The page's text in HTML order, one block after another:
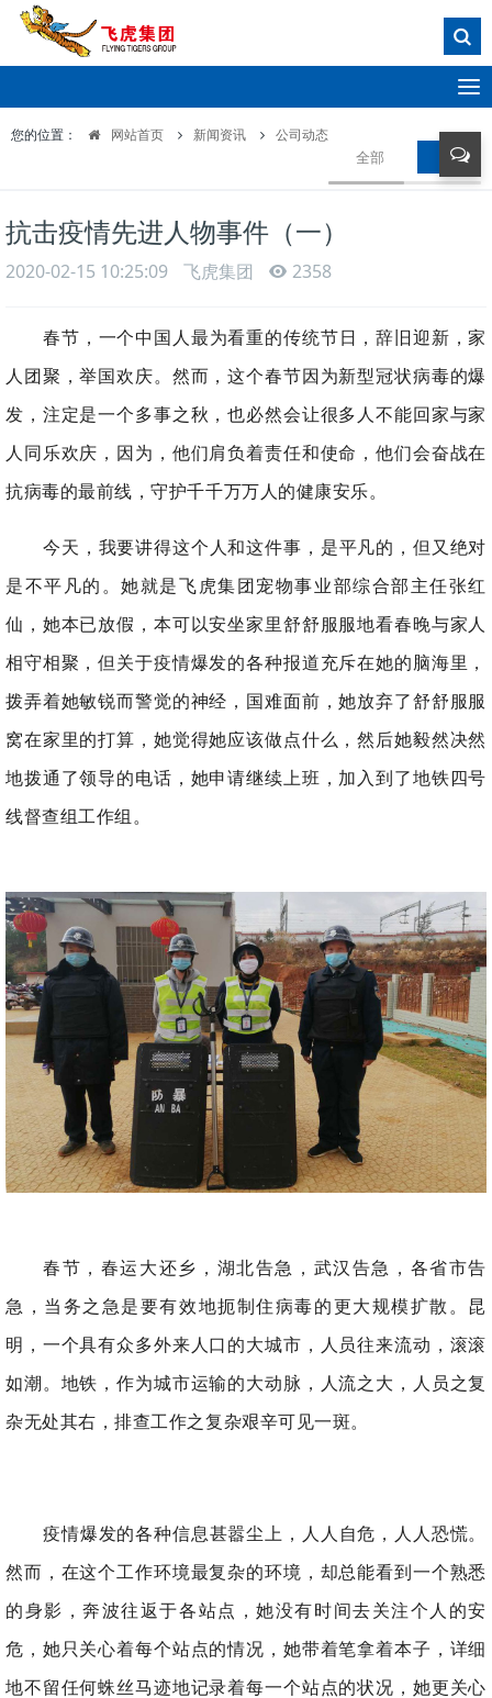
T
o
g
g
l
g
t
i
o
n
您的位置： 网站首页 新闻资讯 公司动态
全部 公司动
抗击疫情先进人物事件（一）
2020-02-15 10:25:09 飞虎集团 2358
春节，一个中国人最为看重的传统节日，辞旧迎新，家
人团聚，举国欢庆。 然而，这个春节因为新型冠状病毒的爆
发，注定是一个多事之秋，也必然会让很多人不能回家与家
人同乐欢庆，因为，他们肩负着责任和使命，他们会奋战在
抗病毒的最前线，守护千千万万人的健康安乐。
今天，我要讲得这个人和这件事，是平凡的，但又绝对
是不平凡的。她就是飞虎集团宠物事业部综合部主任张红
仙，她本已放假，本可以安坐家里舒舒服服地看春晚与家人
相守相聚，但关于疫情爆发的各种报道充斥在她的脑海里，
拨弄着她敏锐而警觉的神经，国难面前，她放弃了舒舒服服
窝在家里的打算，她觉得她应该做点什么，然后她毅然决然
地拨通了领导的电话，她申请继续上班，加入到了地铁四号
线督查组工作组。
春节，春运大还乡，湖北告急，武汉告急，各省市告
急，当务之急是要有效地扼制住病毒的更大规模扩散。昆
明，一个具有众多外来人口的大城市，人员往来流动，滚滚
如潮。地铁，作为城市运输的大动脉，人流之大，人员之复
杂无处其右，排查工作之复杂艰辛可见一斑。
疫情爆发的各种信息甚嚣尘上，人人自危，人人恐慌。
然而，在这个工作环境最复杂的环境，却总能看到一个熟悉
的身影，奔波往返于各站点，她没有时间去关注个人的安
危，她只关心着每个站点的情况，她带着笔拿着本子，详细
地不留任何蛛丝马迹地记录着每一个站点的状况，她更关心